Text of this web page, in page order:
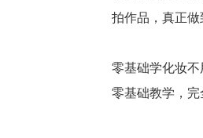
拍作品，真正做
零基础学化妆
零基础教学，完